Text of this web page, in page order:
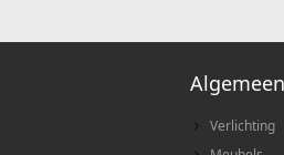
Algemeen
Verlichting